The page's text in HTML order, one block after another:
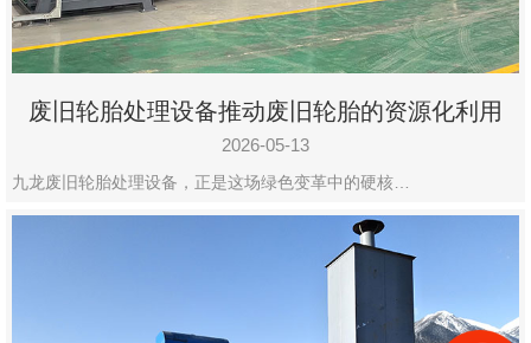
废旧轮胎处理设备推动废旧轮胎的资源化利用
2026-05-13
九龙废旧轮胎处理设备，正是这场绿色变革中的硬核…